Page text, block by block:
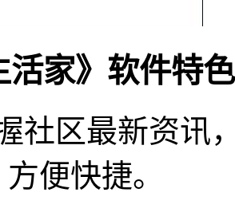
活家》软件特
社区最新资讯
便快捷。